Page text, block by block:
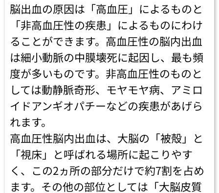
脳出血の原因は「高血圧」によるものと
「非高血圧性の疾患」によるものにわけ
ることができます。高血圧性の脳内出血
は細小動脈の中膜壊死に起因し、最も頻
度が多いものです。非高血圧性のものと
しては動静脈奇形、モヤモヤ病、アミロ
イドアンギオパチーなどの疾患があげら
れます。
高血圧性脳内出血は、大脳の「被殻」と
「視床」と呼ばれる場所に起こりやす
く、この2ヵ所の部分だけで約7割を占め
ます。その他の部位としては「大脳皮質